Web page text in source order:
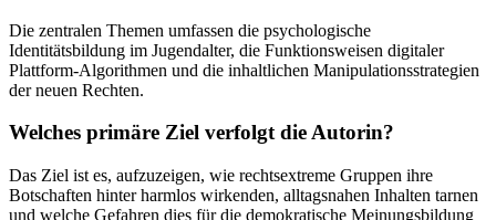
Die zentralen Themen umfassen die psychologische
Identitätsbildung im Jugendalter, die Funktionsweisen digitaler
Plattform-Algorithmen und die inhaltlichen Manipulationsstrategien
der neuen Rechten.
Welches primäre Ziel verfolgt die Autorin?
Das Ziel ist es, aufzuzeigen, wie rechtsextreme Gruppen ihre
Botschaften hinter harmlos wirkenden, alltagsnahen Inhalten tarnen
und welche Gefahren dies für die demokratische Meinungsbildung